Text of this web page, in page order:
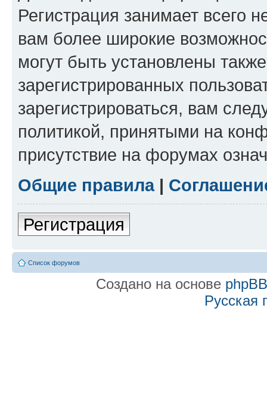
Регистрация занимает всего
вам более широкие
могут быть установлены
зарегистрированных
зарегистрироваться, вам
политикой, принятыми на
присутствие на форумах
Общие правила|
Регистрация
Список форумов
Создано на основе phpBB
Русская